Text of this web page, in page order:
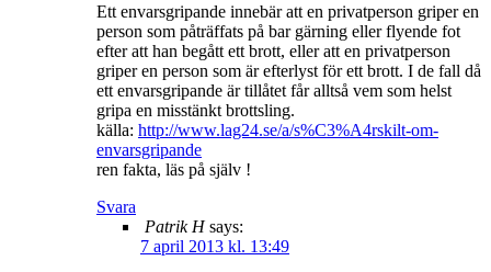
Ett envarsgripande innebär att en privatperson griper en
person som påträffats på bar gärning eller flyende fot
efter att han begått ett brott, eller att en privatperson
griper en person som är efterlyst för ett brott. I de fall då
ett envarsgripande är tillåtet får alltså vem som helst
gripa en misstänkt brottsling.
källa: http://www.lag24.se/a/s%C3%A4rskilt-om-
envarsgripande
ren fakta, läs på själv !
Svara
Patrik H says:
7 april 2013 kl. 13:49